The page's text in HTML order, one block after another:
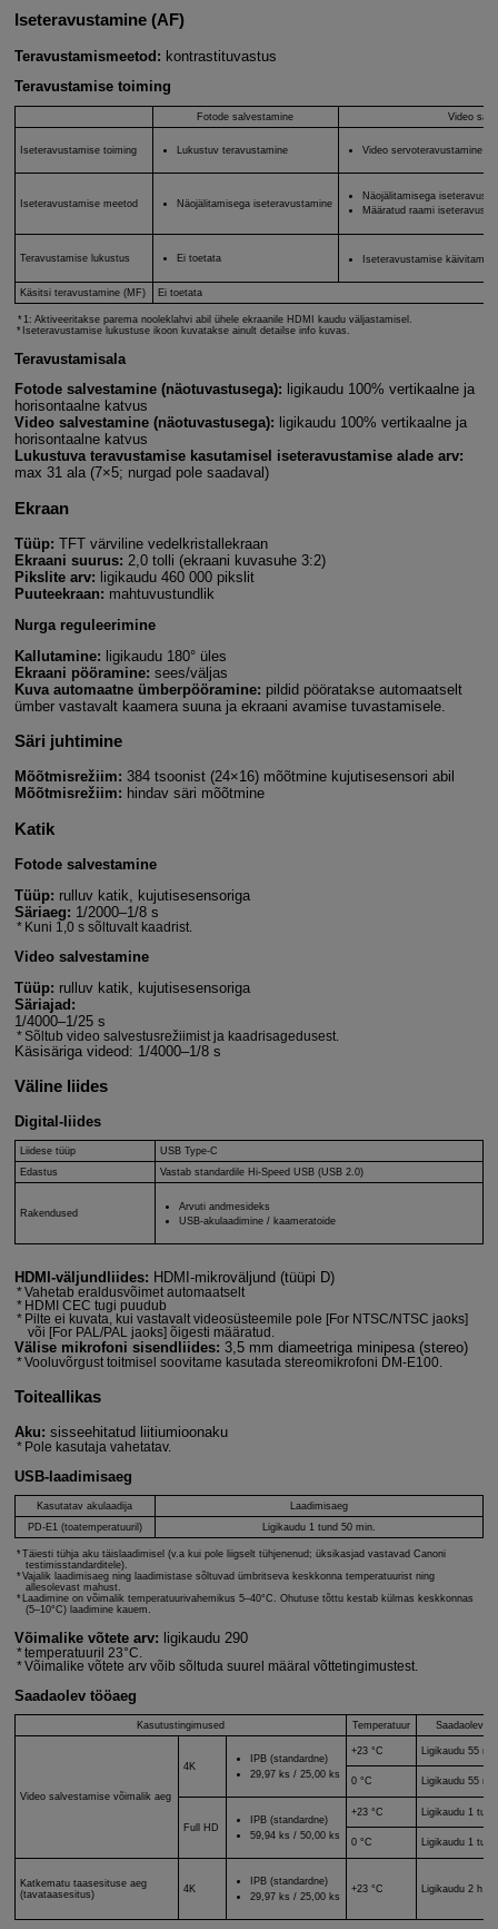
Iseteravustamine (AF)
Teravustamismeetod: kontrastituvastus
Teravustamise toiming
Fotode salvestamine Video
Iseteravustamise toiming Lukustuv teravustamine Video servoteravustamine
Iseteravustamise meetod Näojälitamisega iseteravustamine
Näojälitamisega
Määratud raami
Teravustamise lukustus Ei toetata Iseteravustamise
Käsitsi teravustamine (MF) Ei toetata
1: Aktiveeritakse parema nooleklahvi abil ühele ekraanile HDMI kaudu väljastamisel.
Iseteravustamise lukustuse ikoon kuvatakse ainult detailse info kuvas.
Teravustamisala
Fotode salvestamine (näotuvastusega): ligikaudu 100% vertikaalne ja
horisontaalne katvus
Video salvestamine (näotuvastusega): ligikaudu 100% vertikaalne ja
horisontaalne katvus
Lukustuva teravustamise kasutamisel iseteravustamise alade arv:
max 31 ala (7×5; nurgad pole saadaval)
Ekraan
Tüüp: TFT värviline vedelkristallekraan
Ekraani suurus: 2,0 tolli (ekraani kuvasuhe 3:2)
Pikslite arv: ligikaudu 460 000 pikslit
Puuteekraan: mahtuvustundlik
Nurga reguleerimine
Kallutamine: ligikaudu 180° üles
Ekraani pööramine: sees/väljas
Kuva automaatne ümberpööramine: pildid pööratakse automaatselt
ümber vastavalt kaamera suuna ja ekraani avamise tuvastamisele.
Säri juhtimine
Mõõtmisrežiim: 384 tsoonist (24×16) mõõtmine kujutisesensori abil
Mõõtmisrežiim: hindav säri mõõtmine
Katik
Fotode salvestamine
Tüüp: rulluv katik, kujutisesensoriga
Säriaeg: 1/2000–1/8 s
Kuni 1,0 s sõltuvalt kaadrist.
Video salvestamine
Tüüp: rulluv katik, kujutisesensoriga
Säriajad:
1/4000–1/25 s
Sõltub video salvestusrežiimist ja kaadrisagedusest.
Käsisäriga videod: 1/4000–1/8 s
Väline liides
Digital-liides
Liidese tüüp
USB Type-C
Edastus
Vastab standardile Hi-Speed USB (USB 2.0)
Rakendused
Arvuti andmesideks
USB-akulaadimine / kaameratoide
HDMI-väljundliides: HDMI-mikroväljund (tüüpi D)
Vahetab eraldusvõimet automaatselt
HDMI CEC tugi puudub
Pilte ei kuvata, kui vastavalt videosüsteemile pole [For NTSC/NTSC jaoks]
või [For PAL/PAL jaoks] õigesti määratud.
Välise mikrofoni sisendliides: 3,5 mm diameetriga minipesa (stereo)
Vooluvõrgust toitmisel soovitame kasutada stereomikrofoni DM-E100.
Toiteallikas
Aku: sisseehitatud liitiumioonaku
Pole kasutaja vahetatav.
USB-laadimisaeg
Kasutatav akulaadija
Laadimisaeg
PD-E1 (toatemperatuuril)
Ligikaudu 1 tund 50 min.
Täiesti tühja aku täislaadimisel (v.a kui pole liigselt tühjenenud; üksikasjad vastavad Canoni
testimisstandarditele).
Vajalik laadimisaeg ning laadimistase sõltuvad ümbritseva keskkonna temperatuurist ning
allesolevast mahust.
Laadimine on võimalik temperatuurivahemikus 5–40°C. Ohutuse tõttu kestab külmas keskkonnas
(5–10°C) laadimine kauem.
Võimalike võtete arv: ligikaudu 290
temperatuuril 23°C.
Võimalike võtete arv võib sõltuda suurel määral võttetingimustest.
Saadaolev tööaeg
Kasutustingimused Temperatuur Saadaolev
Video salvestamise võimalik aeg
4K
IPB (standardne)
29,97 ks / 25,00 ks
+23 °C Ligikaudu 55
0 °C Ligikaudu 55
Full HD
IPB (standardne)
59,94 ks / 50,00 ks
+23 °C Ligikaudu 1
0 °C Ligikaudu 1
Katkematu taasesituse aeg
(tavataasesitus)
4K
IPB (standardne)
29,97 ks / 25,00 ks
+23 °C Ligikaudu 2 h